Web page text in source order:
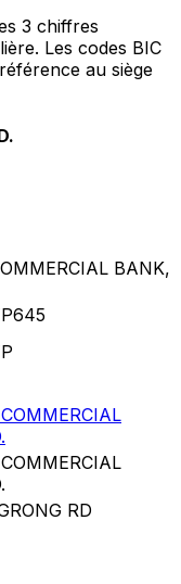
3 chiffres
Les codes BIC
au siège
BANK,
RD